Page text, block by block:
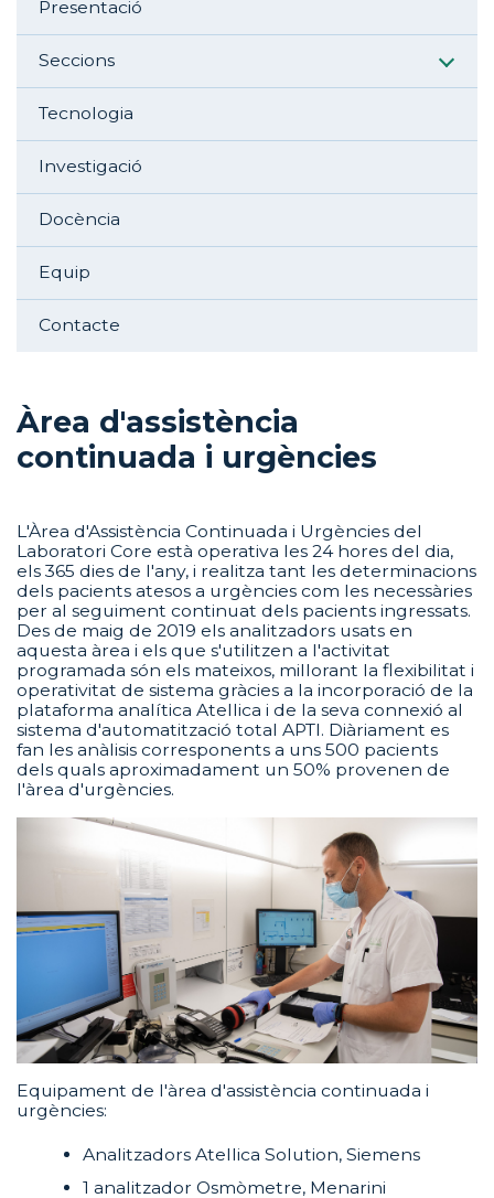
Presentació
Seccions
Tecnologia
Investigació
Docència
Equip
Contacte
Àrea d'assistència
continuada i urgències
L'Àrea d'Assistència Continuada i Urgències del
Laboratori Core està operativa les 24 hores del dia,
els 365 dies de l'any, i realitza tant les determinacions
dels pacients atesos a urgències com les necessàries
per al seguiment continuat dels pacients ingressats.
Des de maig de 2019 els analitzadors usats en
aquesta àrea i els que s'utilitzen a l'activitat
programada són els mateixos, millorant la flexibilitat i
operativitat de sistema gràcies a la incorporació de la
plataforma analítica Atellica i de la seva connexió al
sistema d'automatització total APTI. Diàriament es
fan les anàlisis corresponents a uns 500 pacients
dels quals aproximadament un 50% provenen de
l'àrea d'urgències.
Equipament de l'àrea d'assistència continuada i
urgències:
Analitzadors Atellica Solution, Siemens
1 analitzador Osmòmetre, Menarini